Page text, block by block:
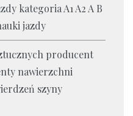
kategoria A1 A2 A B
jazdy
producent
nawierzchni
szyny